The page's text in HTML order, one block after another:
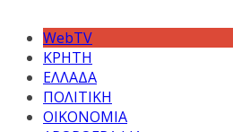
WebTV
ΚΡΗΤΗ
ΕΛΛΑΔΑ
ΠΟΛΙΤΙΚΗ
ΟΙΚΟΝΟΜΙΑ